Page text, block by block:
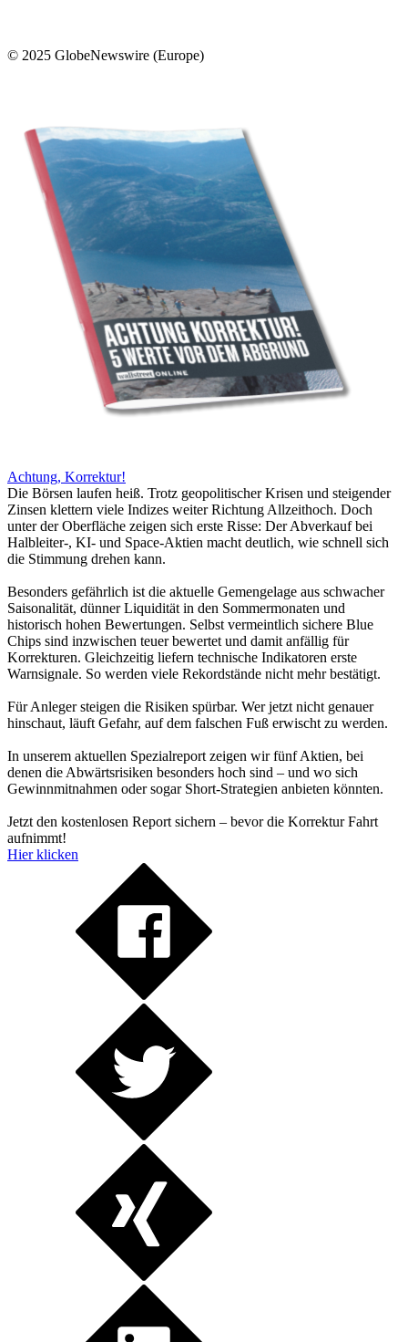
© 2025 GlobeNewswire (Europe)
Achtung, Korrektur!
Die Börsen laufen heiß. Trotz geopolitischer Krisen und steigender
Zinsen klettern viele Indizes weiter Richtung Allzeithoch. Doch
unter der Oberfläche zeigen sich erste Risse: Der Abverkauf bei
Halbleiter-, KI- und Space-Aktien macht deutlich, wie schnell sich
die Stimmung drehen kann.
Besonders gefährlich ist die aktuelle Gemengelage aus schwacher
Saisonalität, dünner Liquidität in den Sommermonaten und
historisch hohen Bewertungen. Selbst vermeintlich sichere Blue
Chips sind inzwischen teuer bewertet und damit anfällig für
Korrekturen. Gleichzeitig liefern technische Indikatoren erste
Warnsignale. So werden viele Rekordstände nicht mehr bestätigt.
Für Anleger steigen die Risiken spürbar. Wer jetzt nicht genauer
hinschaut, läuft Gefahr, auf dem falschen Fuß erwischt zu werden.
In unserem aktuellen Spezialreport zeigen wir fünf Aktien, bei
denen die Abwärtsrisiken besonders hoch sind – und wo sich
Gewinnmitnahmen oder sogar Short-Strategien anbieten könnten.
Jetzt den kostenlosen Report sichern – bevor die Korrektur Fahrt
aufnimmt!
Hier klicken